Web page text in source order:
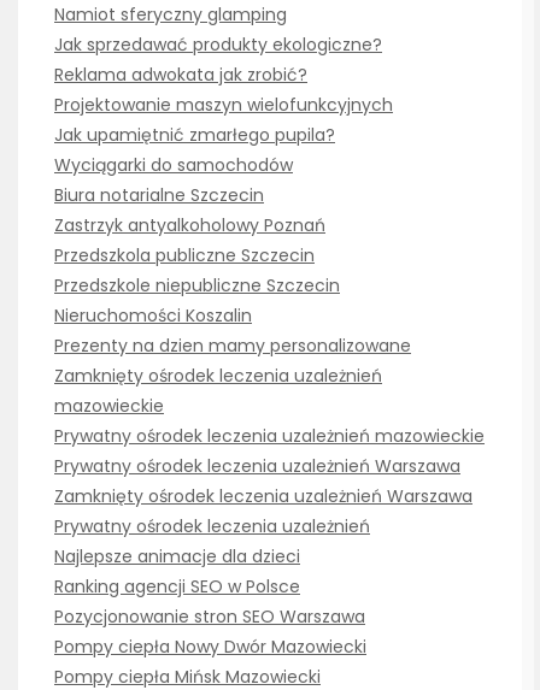
Namiot sferyczny glamping
Jak sprzedawać produkty ekologiczne?
Reklama adwokata jak zrobić?
Projektowanie maszyn wielofunkcyjnych
Jak upamiętnić zmarłego pupila?
Wyciągarki do samochodów
Biura notarialne Szczecin
Zastrzyk antyalkoholowy Poznań
Przedszkola publiczne Szczecin
Przedszkole niepubliczne Szczecin
Nieruchomości Koszalin
Prezenty na dzien mamy personalizowane
Zamknięty ośrodek leczenia uzależnień
mazowieckie
Prywatny ośrodek leczenia uzależnień mazowieckie
Prywatny ośrodek leczenia uzależnień Warszawa
Zamknięty ośrodek leczenia uzależnień Warszawa
Prywatny ośrodek leczenia uzależnień
Najlepsze animacje dla dzieci
Ranking agencji SEO w Polsce
Pozycjonowanie stron SEO Warszawa
Pompy ciepła Nowy Dwór Mazowiecki
Pompy ciepła Mińsk Mazowiecki